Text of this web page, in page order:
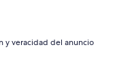
y veracidad del anuncio